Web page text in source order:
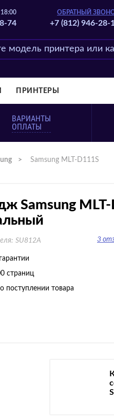
74
ОБРАТНЫЙ
+7 (812) 946-28-
ПРИНТЕРЫ
ВАРИАНТЫ
ОПЛАТЫ
> Samsung MLT-D111S
Samsung
SU812A 3
страниц
поступлении товара